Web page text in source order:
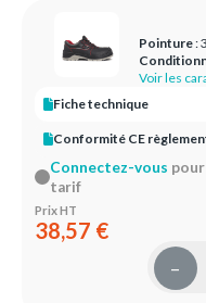
Pointure:
Voir les
Fiche technique
Conformité CE
Connectez-vous
tarif
Prix HT
38,57 €
–